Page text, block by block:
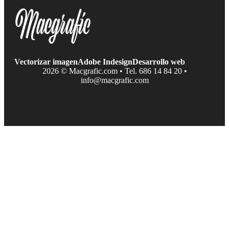
Vectorizar imagenAdobe IndesignDesarrollo web
2026 © Macgrafic.com • Tel. 686 14 84 20 •
info@macgrafic.com